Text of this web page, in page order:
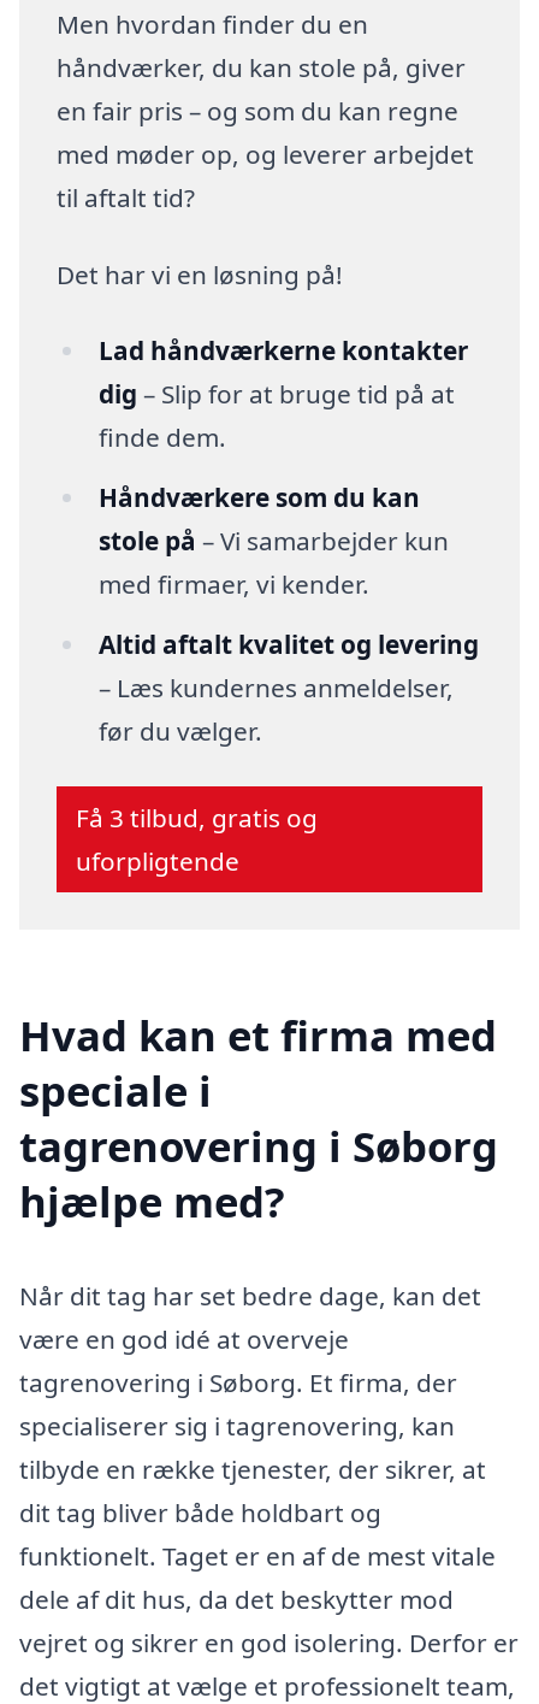
Men hvordan finder du en
håndværker, du kan stole på, giver
en fair pris – og som du kan regne
med møder op, og leverer arbejdet
til aftalt tid?
Det har vi en løsning på!
Lad håndværkerne kontakter
dig – Slip for at bruge tid på at
finde dem.
Håndværkere som du kan
stole på – Vi samarbejder kun
med firmaer, vi kender.
Altid aftalt kvalitet og levering
– Læs kundernes anmeldelser,
før du vælger.
Få 3 tilbud, gratis og
uforpligtende
Hvad kan et firma med
speciale i
tagrenovering i Søborg
hjælpe med?
Når dit tag har set bedre dage, kan det
være en god idé at overveje
tagrenovering i Søborg. Et firma, der
specialiserer sig i tagrenovering, kan
tilbyde en række tjenester, der sikrer, at
dit tag bliver både holdbart og
funktionelt. Taget er en af de mest vitale
dele af dit hus, da det beskytter mod
vejret og sikrer en god isolering. Derfor er
det vigtigt at vælge et professionelt team,